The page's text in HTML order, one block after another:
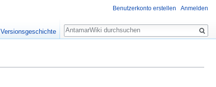
Benutzerkonto erstellen Anmelden
Versionsgeschichte
Suche